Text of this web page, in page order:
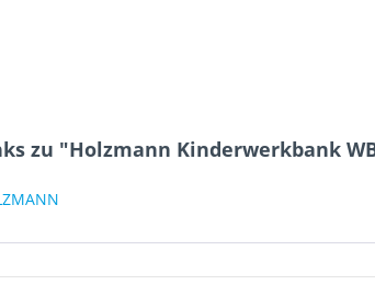
zu "Holzmann Kinderwerkbank